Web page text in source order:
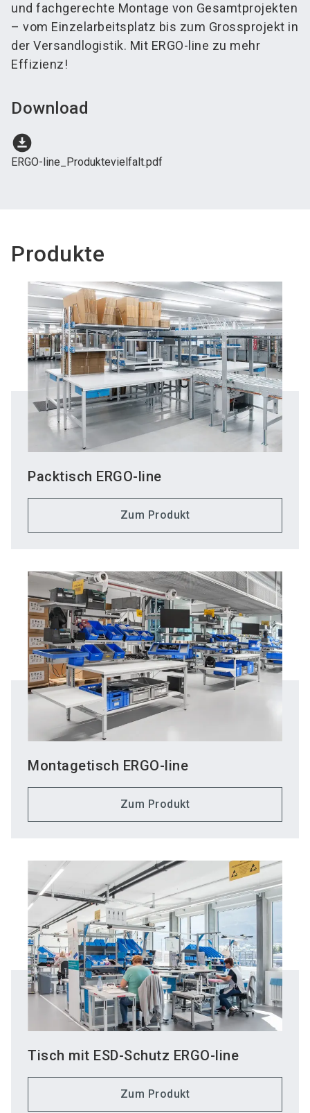
und fachgerechte Montage von Gesamtprojekten
– vom Einzelarbeitsplatz bis zum Grossprojekt in
der Versandlogistik. Mit ERGO-line zu mehr
Effizienz!
Download
download_for_offline
ERGO-line_Produktevielfalt.pdf
Produkte
Packtisch ERGO-line
Zum Produkt
Montagetisch ERGO-line
Zum Produkt
Tisch mit ESD-Schutz ERGO-line
Zum Produkt